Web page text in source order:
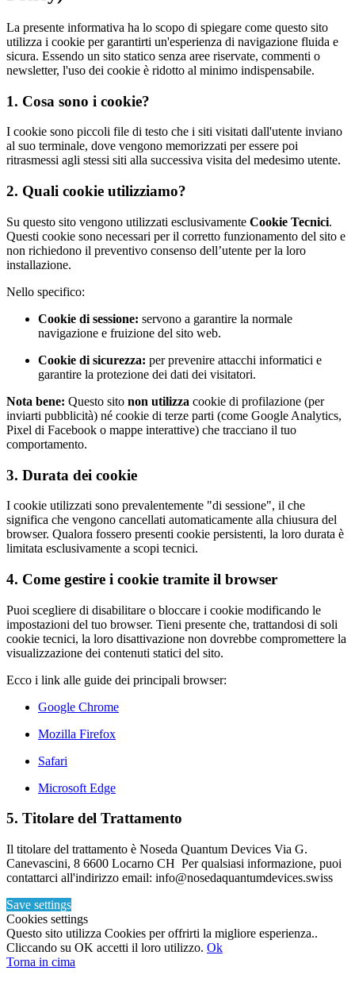
La presente informativa ha lo scopo di spiegare come questo sito
utilizza i cookie per garantirti un'esperienza di navigazione fluida e
sicura. Essendo un sito statico senza aree riservate, commenti o
newsletter, l'uso dei cookie è ridotto al minimo indispensabile.
1. Cosa sono i cookie?
I cookie sono piccoli file di testo che i siti visitati dall'utente inviano
al suo terminale, dove vengono memorizzati per essere poi
ritrasmessi agli stessi siti alla successiva visita del medesimo utente.
2. Quali cookie utilizziamo?
Su questo sito vengono utilizzati esclusivamente Cookie Tecnici.
Questi cookie sono necessari per il corretto funzionamento del sito e
non richiedono il preventivo consenso dell’utente per la loro
installazione.
Nello specifico:
Cookie di sessione: servono a garantire la normale
navigazione e fruizione del sito web.
Cookie di sicurezza: per prevenire attacchi informatici e
garantire la protezione dei dati dei visitatori.
Nota bene: Questo sito non utilizza cookie di profilazione (per
inviarti pubblicità) né cookie di terze parti (come Google Analytics,
Pixel di Facebook o mappe interattive) che tracciano il tuo
comportamento.
3. Durata dei cookie
I cookie utilizzati sono prevalentemente "di sessione", il che
significa che vengono cancellati automaticamente alla chiusura del
browser. Qualora fossero presenti cookie persistenti, la loro durata è
limitata esclusivamente a scopi tecnici.
4. Come gestire i cookie tramite il browser
Puoi scegliere di disabilitare o bloccare i cookie modificando le
impostazioni del tuo browser. Tieni presente che, trattandosi di soli
cookie tecnici, la loro disattivazione non dovrebbe compromettere la
visualizzazione dei contenuti statici del sito.
Ecco i link alle guide dei principali browser:
Google Chrome
Mozilla Firefox
Safari
Microsoft Edge
5. Titolare del Trattamento
Il titolare del trattamento è Noseda Quantum Devices Via G.
Canevascini, 8 6600 Locarno CH Per qualsiasi informazione, puoi
contattarci all'indirizzo email: info@nosedaquantumdevices.swiss
Save settings
Cookies settings
Questo sito utilizza Cookies per offrirti la migliore esperienza..
Cliccando su OK accetti il loro utilizzo. Ok
Torna in cima